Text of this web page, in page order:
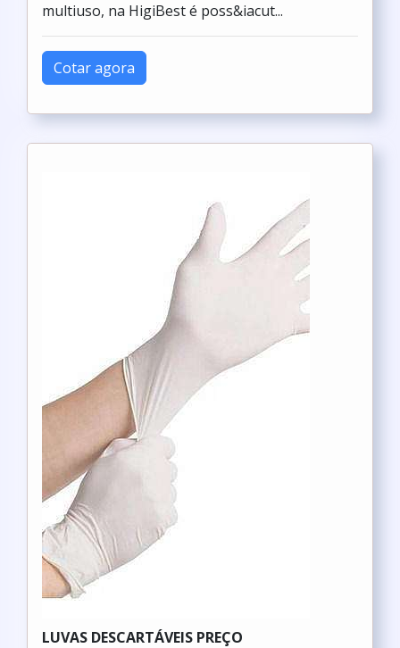
multiuso, na HigiBest é poss&iacut...
Cotar agora
LUVAS DESCARTÁVEIS PREÇO